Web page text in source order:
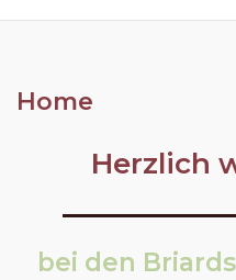
Home
Herzlich
bei den